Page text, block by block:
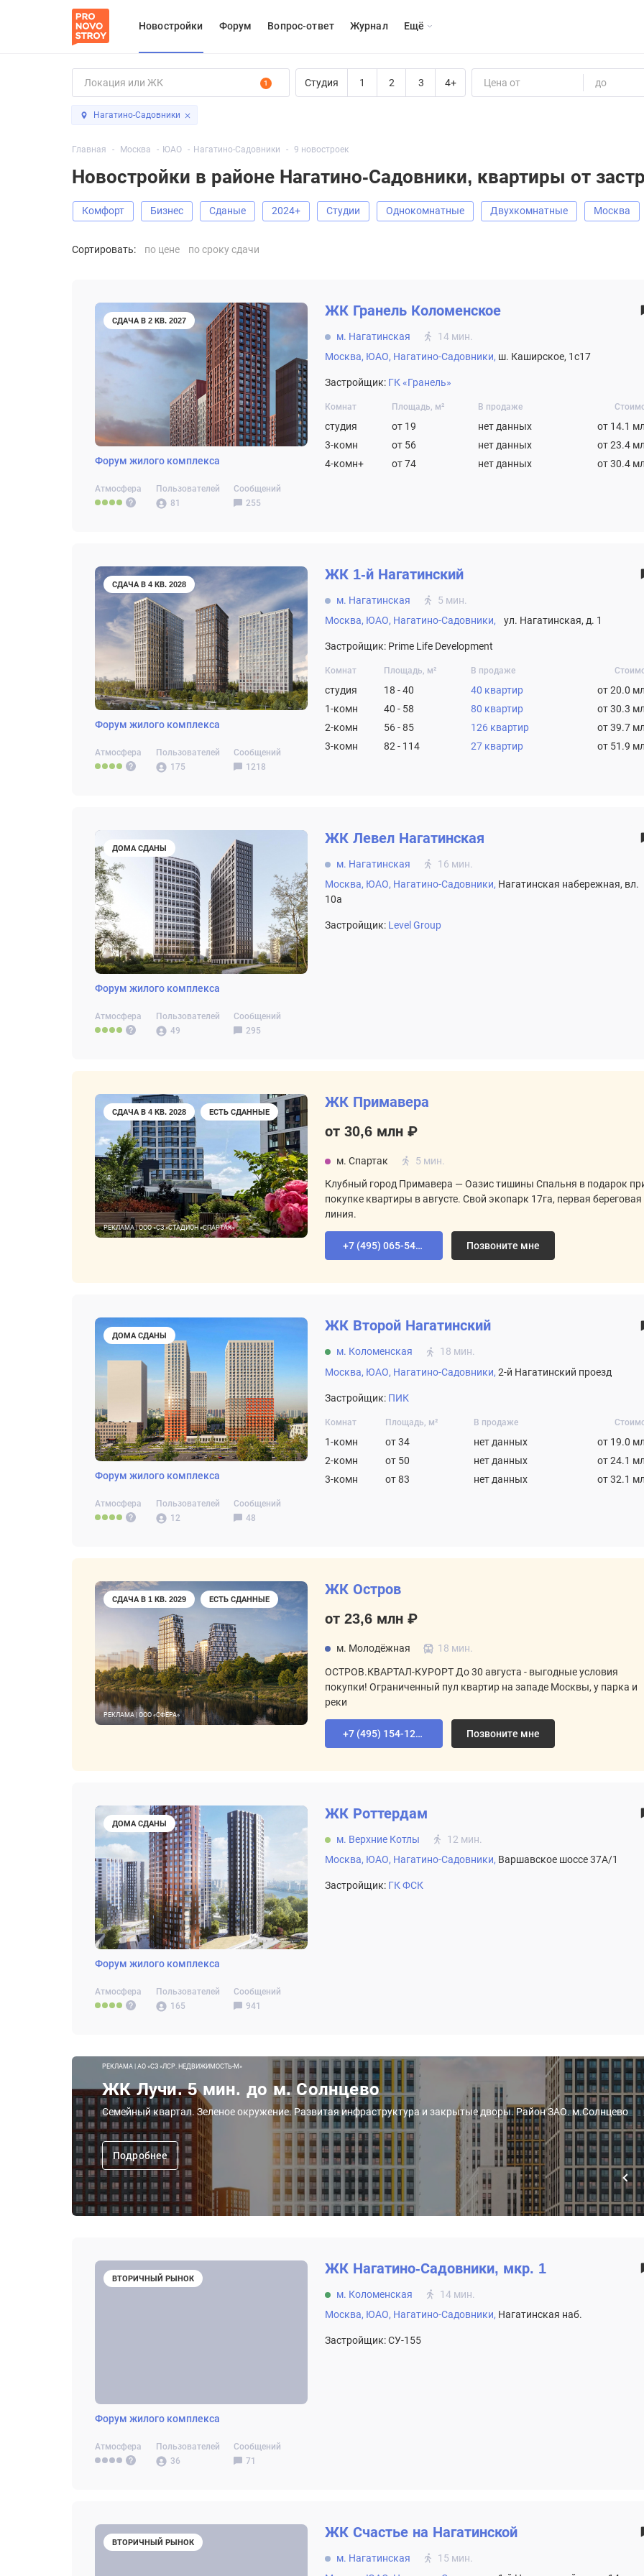
Новостройки Форум Вопрос-ответ Журнал Eщё
1 Студия 1 2 3 4+ Цена от до
Нагатино-Садовники
Главная Москва ЮАО Нагатино-Садовники 9 новостроек
Новостройки в районе Нагатино-Садовники, квартиры от
Комфорт Бизнес Сданые 2024+ Студии Однокомнатные Двухкомнатные Москва
Сортировать: по цене по сроку сдачи
СДАЧА В 2 КВ. 2027
Форум жилого комплекса
Атмосфера
Пользователей
81
Сообщений
255
ЖК Гранель Коломенское
м. Нагатинская
14 мин.
Москва, ЮАО, Нагатино-Садовники, ш. Каширское, 1с17
Застройщик: ГК «Гранель»
Комнат Площадь, м² В продаже
студия от 19 нет данных
от 14.1
3-комн
от 56 нет данных
от 23.4
4-комн+
от 74 нет данных от 30.4
СДАЧА В 4 КВ. 2028
Форум жилого комплекса
Атмосфера
Пользователей
175
Сообщений
1218
ЖК 1-й Нагатинский
м. Нагатинская
5 мин.
Москва, ЮАО, Нагатино-Садовники, ул. Нагатинская, д. 1
Застройщик: Prime Life Development
Комнат Площадь, м² В продаже
студия 18 - 40 40 квартир
от 20.0
1-комн
40 - 58 80 квартир
от 30.3
2-комн
56 - 85 126 квартир
от 39.7
3-комн
82 - 114 27 квартир от 51.9
ДОМА СДАНЫ
Форум жилого комплекса
Атмосфера
Пользователей
49
Сообщений
295
ЖК Левел Нагатинская
м. Нагатинская
16 мин.
Москва, ЮАО, Нагатино-Садовники, Нагатинская набережная, вл.
10а
Застройщик: Level Group
СДАЧА В 4 КВ. 2028 ЕСТЬ СДАННЫЕ
РЕКЛАМА | ООО «СЗ «СТАДИОН «СПАРТАК»
ЖК Примавера
от 30,6 млн ₽
м. Спартак 5 мин.
Клубный город Примавера — Оазис тишины Спальня в подарок
покупке квартиры в августе. Свой экопарк 17га, первая береговая
линия.
+7 (495) 065-54-02 Позвоните мне
ДОМА СДАНЫ
Форум жилого комплекса
Атмосфера
Пользователей
12
Сообщений
48
ЖК Второй Нагатинский
м. Коломенская
18 мин.
Москва, ЮАО, Нагатино-Садовники, 2-й Нагатинский проезд
Застройщик: ПИК
Комнат Площадь, м² В продаже
1-комн от 34 нет данных
от 19.0
2-комн
от 50 нет данных
от 24.1
3-комн
от 83 нет данных от 32.1
СДАЧА В 1 КВ. 2029 ЕСТЬ СДАННЫЕ
РЕКЛАМА | ООО «СФЕРА»
ЖК Остров
от 23,6 млн ₽
м. Молодёжная 18 мин.
ОСТРОВ.КВАРТАЛ-КУРОРТ До 30 августа - выгодные условия
покупки! Ограниченный пул квартир на западе Москвы, у парка и
реки
+7 (495) 154-12-80 Позвоните мне
ДОМА СДАНЫ
Форум жилого комплекса
Атмосфера
Пользователей
165
Сообщений
941
ЖК Роттердам
м. Верхние Котлы
12 мин.
Москва, ЮАО, Нагатино-Садовники, Варшавское шоссе 37А/1
Застройщик: ГК ФСК
РЕКЛАМА | АО «СЗ «ЛСР. НЕДВИЖИМОСТЬ-М»
ЖК Лучи. 5 мин. до м. Солнцево
Семейный квартал. Зеленое окружение. Развитая инфраструктура и закрытые дворы. Район ЗАО. м.Солнцево
Подробнее
ВТОРИЧНЫЙ РЫНОК
Форум жилого комплекса
Атмосфера
Пользователей
36
Сообщений
71
ЖК Нагатино-Садовники, мкр. 1
м. Коломенская
14 мин.
Москва, ЮАО, Нагатино-Садовники, Нагатинская наб.
Застройщик: СУ-155
ВТОРИЧНЫЙ РЫНОК
ЖК Счастье на Нагатинской
м. Нагатинская
15 мин.